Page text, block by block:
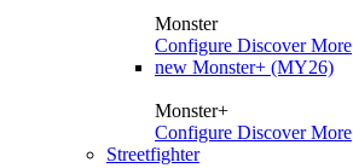
Monster
Configure Discover More
new Monster+ (MY26)
Monster+
Configure Discover More
Streetfighter